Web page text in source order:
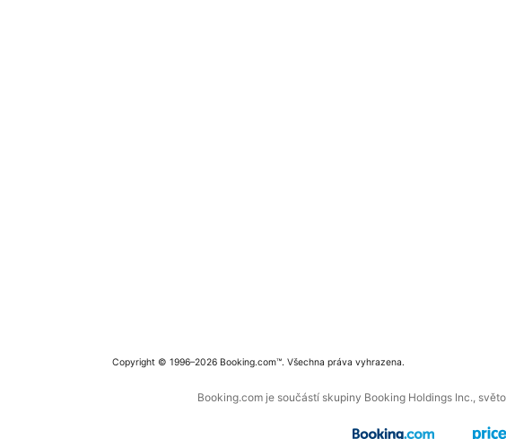
Copyright © 1996–2026 Booking.com™. Všechna práva vyhrazena.
Booking.com je součástí skupiny Booking Holdings Inc.,